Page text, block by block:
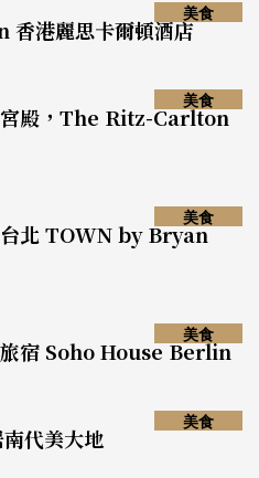
香港麗思卡爾頓酒店
美食
宮殿，The Ritz-Carlton
美食
台北 TOWN by Bryan
美食
旅宿 Soho House Berlin
美食
代美大地
美食